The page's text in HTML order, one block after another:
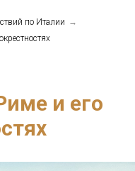
по Италии →
и его